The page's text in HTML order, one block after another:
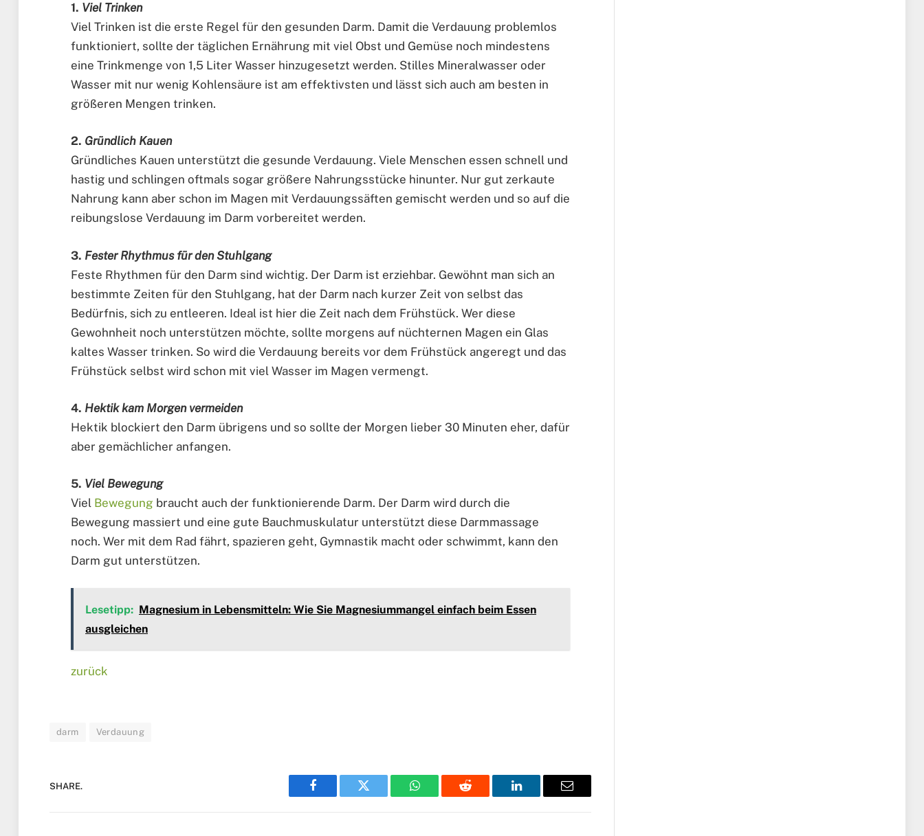
1. Viel Trinken
Viel Trinken ist die erste Regel für den gesunden Darm. Damit die Verdauung problemlos
funktioniert, sollte der täglichen Ernährung mit viel Obst und Gemüse noch mindestens
eine Trinkmenge von 1,5 Liter Wasser hinzugesetzt werden. Stilles Mineralwasser oder
Wasser mit nur wenig Kohlensäure ist am effektivsten und lässt sich auch am besten in
größeren Mengen trinken.
2. Gründlich Kauen
Gründliches Kauen unterstützt die gesunde Verdauung. Viele Menschen essen schnell und
hastig und schlingen oftmals sogar größere Nahrungsstücke hinunter. Nur gut zerkaute
Nahrung kann aber schon im Magen mit Verdauungssäften gemischt werden und so auf die
reibungslose Verdauung im Darm vorbereitet werden.
3. Fester Rhythmus für den Stuhlgang
Feste Rhythmen für den Darm sind wichtig. Der Darm ist erziehbar. Gewöhnt man sich an
bestimmte Zeiten für den Stuhlgang, hat der Darm nach kurzer Zeit von selbst das
Bedürfnis, sich zu entleeren. Ideal ist hier die Zeit nach dem Frühstück. Wer diese
Gewohnheit noch unterstützen möchte, sollte morgens auf nüchternen Magen ein Glas
kaltes Wasser trinken. So wird die Verdauung bereits vor dem Frühstück angeregt und das
Frühstück selbst wird schon mit viel Wasser im Magen vermengt.
4. Hektik kam Morgen vermeiden
Hektik blockiert den Darm übrigens und so sollte der Morgen lieber 30 Minuten eher, dafür
aber gemächlicher anfangen.
5. Viel Bewegung
Viel Bewegung braucht auch der funktionierende Darm. Der Darm wird durch die
Bewegung massiert und eine gute Bauchmuskulatur unterstützt diese Darmmassage
noch. Wer mit dem Rad fährt, spazieren geht, Gymnastik macht oder schwimmt, kann den
Darm gut unterstützen.
Lesetipp: Magnesium in Lebensmitteln: Wie Sie Magnesiummangel einfach beim Essen
ausgleichen
zurück
darm Verdauung
SHARE.
Facebook Twitter WhatsAppReddit LinkedIn Email